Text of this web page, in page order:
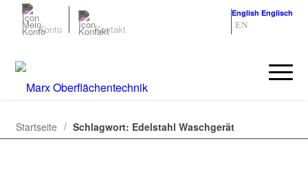
Konto Kontakt
English Englisch
EN
Startseite / Schlagwort: Edelstahl Waschgerät